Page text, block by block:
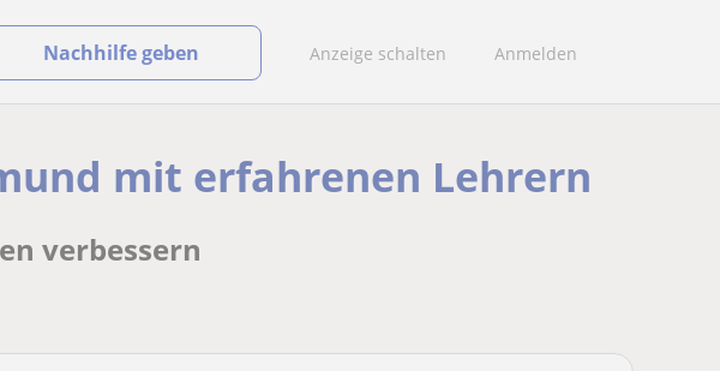
Anzeige schalten Anmelden
Nachhilfe geben
mit erfahrenen Lehrern
verbessern